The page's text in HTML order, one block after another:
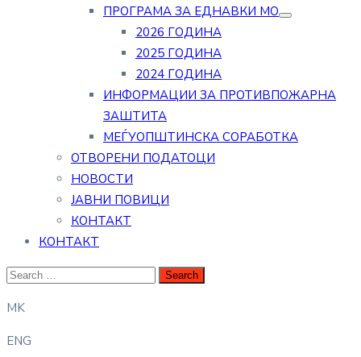
ПРОГРАМА ЗА ЕДНАВКИ МО
2026 ГОДИНА
2025 ГОДИНА
2024 ГОДИНА
ИНФОРМАЦИИ ЗА ПРОТИВПОЖАРНА
ЗАШТИТА
МЕЃУОПШТИНСКА СОРАБОТКА
ОТВОРЕНИ ПОДАТОЦИ
НОВОСТИ
ЈАВНИ ПОВИЦИ
КОНТАКТ
КОНТАКТ
MK
ENG